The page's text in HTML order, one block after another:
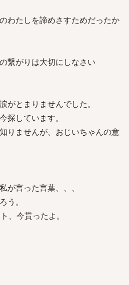
わたしを諦めさすためだったか
繋がりは大切にしなさい
がとまりませんでした。
探しています。
りませんが、おじいちゃんの意
が言った言葉、、、
う。
、今貰ったよ。